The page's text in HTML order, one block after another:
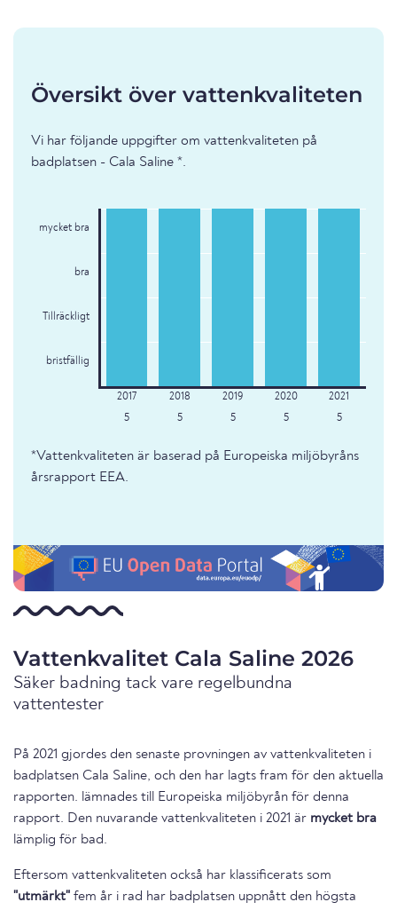
Översikt över vattenkvaliteten
Vi har följande uppgifter om vattenkvaliteten på
badplatsen - Cala Saline *.
mycket bra
bra
Tillräckligt
bristfällig
5 5 5 5 5
*Vattenkvaliteten är baserad på Europeiska miljöbyråns
årsrapport EEA.
Vattenkvalitet Cala Saline 2026
Säker badning tack vare regelbundna
vattentester
På 2021 gjordes den senaste provningen av vattenkvaliteten i
badplatsen Cala Saline, och den har lagts fram för den aktuella
rapporten. lämnades till Europeiska miljöbyrån för denna
rapport. Den nuvarande vattenkvaliteten i 2021 är mycket bra
lämplig för bad.
Eftersom vattenkvaliteten också har klassificerats som
"utmärkt" fem år i rad har badplatsen uppnått den högsta